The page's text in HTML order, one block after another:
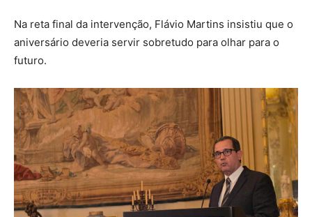
Na reta final da intervenção, Flávio Martins insistiu que o
aniversário deveria servir sobretudo para olhar para o
futuro.